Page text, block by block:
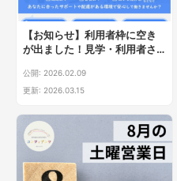
【お知らせ】利用者枠に空き
が出ました！見学・利用者さ
公開: 2026.02.09
更新: 2026.03.15